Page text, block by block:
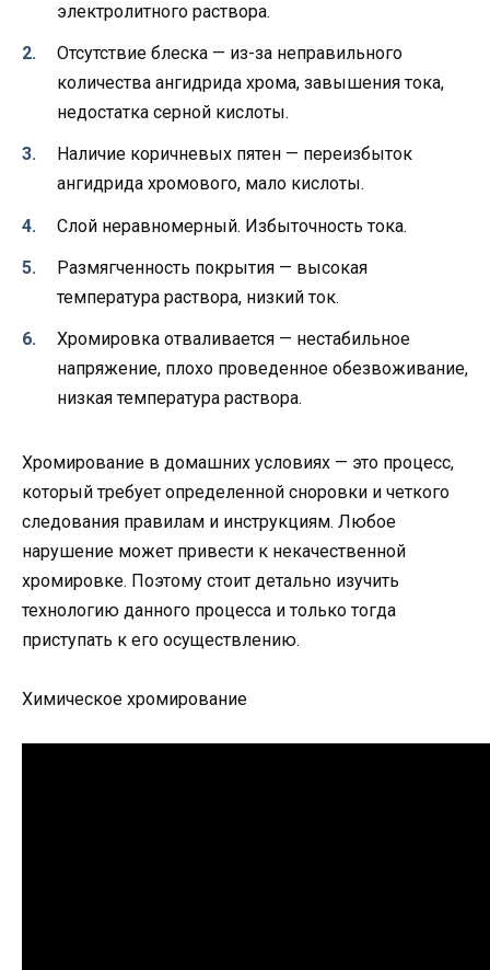
электролитного раствора.
Отсутствие блеска — из-за неправильного
количества ангидрида хрома, завышения тока,
недостатка серной кислоты.
Наличие коричневых пятен — переизбыток
ангидрида хромового, мало кислоты.
Слой неравномерный. Избыточность тока.
Размягченность покрытия — высокая
температура раствора, низкий ток.
Хромировка отваливается — нестабильное
напряжение, плохо проведенное обезвоживание,
низкая температура раствора.
Хромирование в домашних условиях — это процесс,
который требует определенной сноровки и четкого
следования правилам и инструкциям. Любое
нарушение может привести к некачественной
хромировке. Поэтому стоит детально изучить
технологию данного процесса и только тогда
приступать к его осуществлению.
Химическое хромирование